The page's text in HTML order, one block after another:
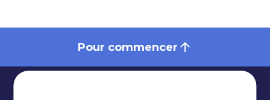
Pour commencer